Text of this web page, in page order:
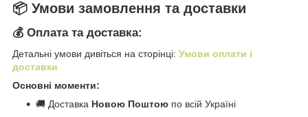
📦 Умови замовлення та доставки
💰 Оплата та доставка:
Детальні умови дивіться на сторінці: Умови оплати і
доставки
Основні моменти:
🚚 Доставка Новою Поштою по всій Україні